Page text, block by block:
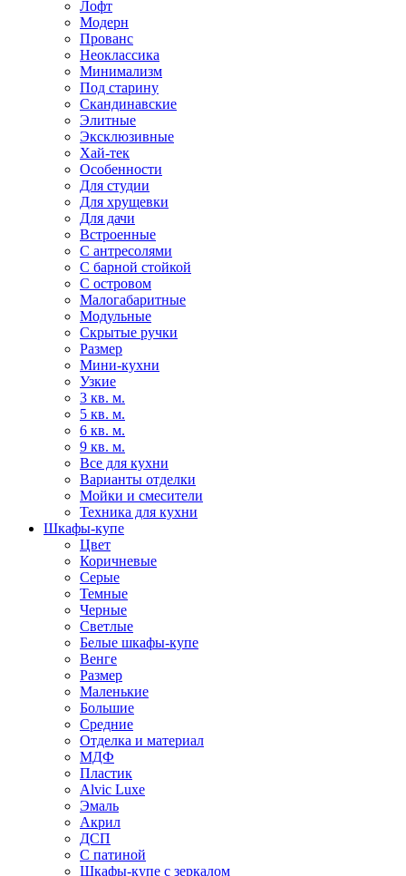
Лофт
Модерн
Прованс
Неоклассика
Минимализм
Под старину
Скандинавские
Элитные
Эксклюзивные
Хай-тек
Особенности
Для студии
Для хрущевки
Для дачи
Встроенные
С антресолями
С барной стойкой
С островом
Малогабаритные
Модульные
Скрытые ручки
Размер
Мини-кухни
Узкие
3 кв. м.
5 кв. м.
6 кв. м.
9 кв. м.
Все для кухни
Варианты отделки
Мойки и смесители
Техника для кухни
Шкафы-купе
Цвет
Коричневые
Серые
Темные
Черные
Светлые
Белые шкафы-купе
Венге
Размер
Маленькие
Большие
Средние
Отделка и материал
МДФ
Пластик
Alvic Luxe
Эмаль
Акрил
ДСП
С патиной
Шкафы-купе с зеркалом